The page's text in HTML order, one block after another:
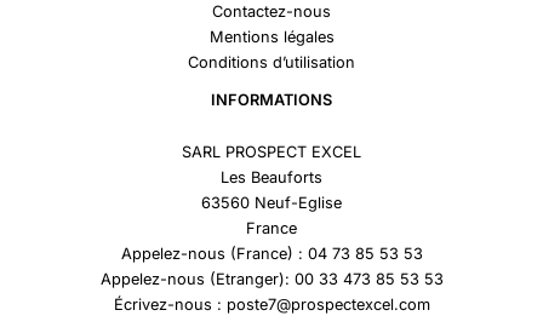
Contactez-nous
Mentions légales
Conditions d’utilisation
INFORMATIONS
SARL PROSPECT EXCEL
Les Beauforts
63560 Neuf-Eglise
France
Appelez-nous (France) : 04 73 85 53 53
Appelez-nous (Etranger): 00 33 473 85 53 53
Écrivez-nous : poste7@prospectexcel.com